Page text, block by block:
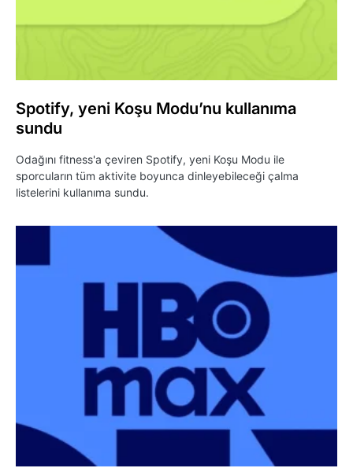
Spotify, yeni Koşu Modu’nu kullanıma
sundu
Odağını fitness'a çeviren Spotify, yeni Koşu Modu ile
sporcuların tüm aktivite boyunca dinleyebileceği çalma
listelerini kullanıma sundu.